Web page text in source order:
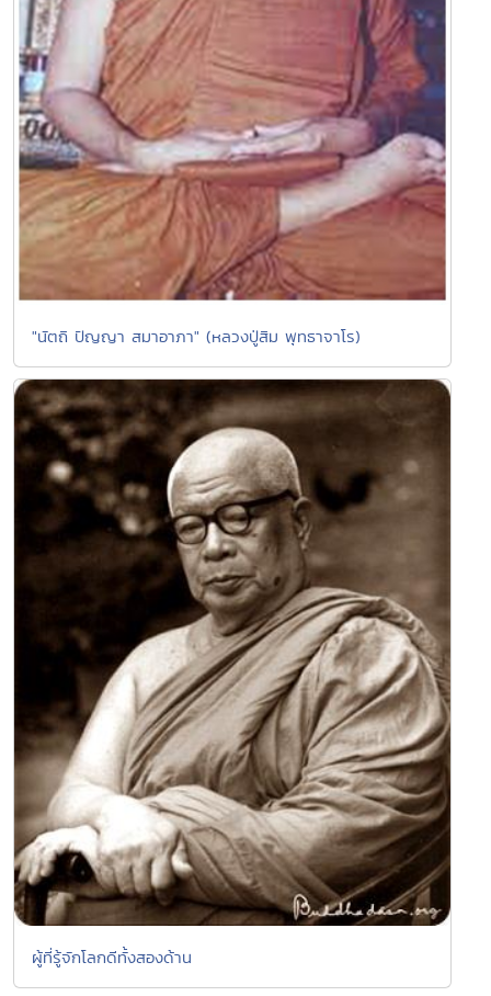
"นัตถิ ปัญญา สมาอาภา" (หลวงปู่สิม พุทธาจาโร)
ผู้ที่รู้จักโลกดีทั้งสองด้าน